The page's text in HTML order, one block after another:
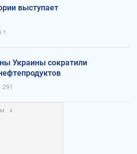
выступает
т.
Украины сократили
291